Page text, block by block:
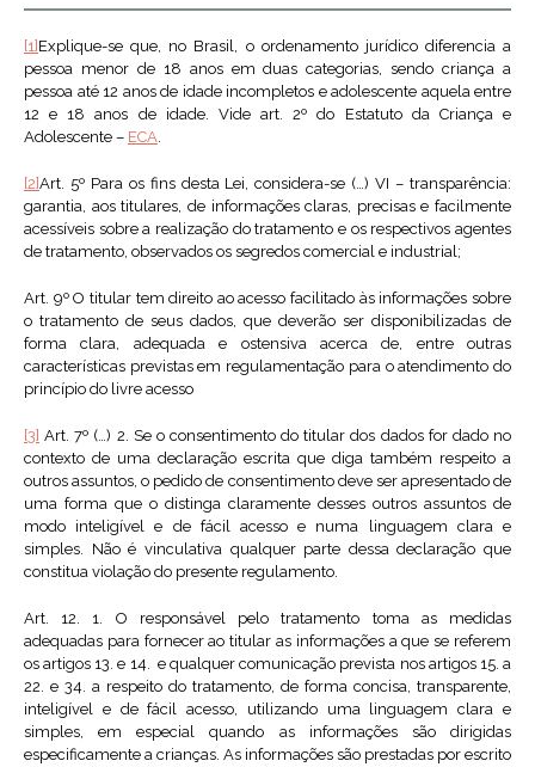
[1] Explique-se que, no Brasil, o ordenamento jurídico diferencia a
pessoa menor de 18 anos em duas categorias, sendo criança a
pessoa até 12 anos de idade incompletos e adolescente aquela entre
12 e 18 anos de idade. Vide art. 2º do Estatuto da Criança e
Adolescente – ECA.
[2]Art. 5º Para os fins desta Lei, considera-se (…) VI – transparência:
garantia, aos titulares, de informações claras, precisas e facilmente
acessíveis sobre a realização do tratamento e os respectivos agentes
de tratamento, observados os segredos comercial e industrial;
Art. 9º O titular tem direito ao acesso facilitado às informações sobre
o tratamento de seus dados, que deverão ser disponibilizadas de
forma clara, adequada e ostensiva acerca de, entre outras
características previstas em regulamentação para o atendimento do
princípio do livre acesso
[3] Art. 7º (…) 2. Se o consentimento do titular dos dados for dado no
contexto de uma declaração escrita que diga também respeito a
outros assuntos, o pedido de consentimento deve ser apresentado de
uma forma que o distinga claramente desses outros assuntos de
modo inteligível e de fácil acesso e numa linguagem clara e
simples. Não é vinculativa qualquer parte dessa declaração que
constitua violação do presente regulamento.
Art. 12. 1. O responsável pelo tratamento toma as medidas
adequadas para fornecer ao titular as informações a que se referem
os artigos 13. e 14. e qualquer comunicação prevista nos artigos 15. a
22. e 34. a respeito do tratamento, de forma concisa, transparente,
inteligível e de fácil acesso, utilizando uma linguagem clara e
simples, em especial quando as informações são dirigidas
especificamente a crianças. As informações são prestadas por escrito